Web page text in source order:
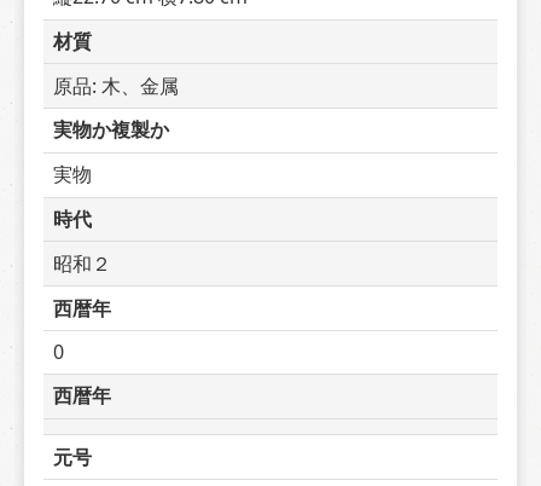
材質
原品: 木、金属
実物か複製か
実物
時代
昭和２
西暦年
0
西暦年
元号